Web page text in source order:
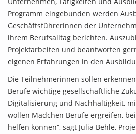
Programm eingebunden werden
Geschäftsführerinnen der
ihrem Berufsalltag berichten.
Projektarbeiten und beantworten
eigenen Erfahrungen in den
Die Teilnehmerinnen sollen
Berufe wichtige gesellschaftliche
Digitalisierung und Nachhaltigkeit,
wollen Mädchen Berufe ergreifen,
helfen können“, sagt Julia Behle,